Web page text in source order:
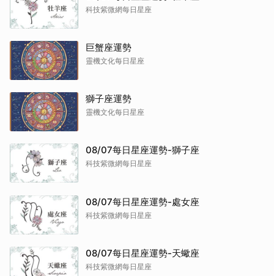
科技紫微網每日星座
巨蟹座運勢
靈機文化每日星座
獅子座運勢
靈機文化每日星座
08/07每日星座運勢-獅子座
科技紫微網每日星座
08/07每日星座運勢-處女座
科技紫微網每日星座
08/07每日星座運勢-天蠍座
科技紫微網每日星座